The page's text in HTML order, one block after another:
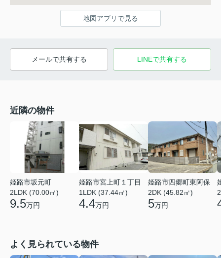
地図アプリで見る
メールで共有する LINEで共有する
近隣の物件
姫路市坂元町
2LDK (70.00㎡)
9.5万円
姫路市宮上町１丁目
1LDK (37.44㎡)
4.4万円
姫路市四郷町東阿保
2DK (45.82㎡)
5万円
よく見られている物件